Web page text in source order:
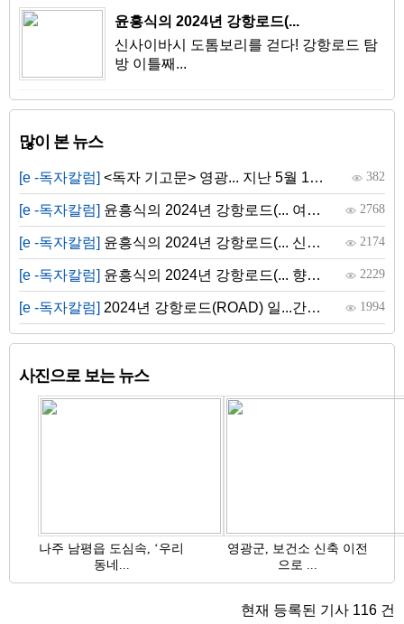
윤흥식의 2024년 강항로드(...
신사이바시 도톰보리를 걷다! 강항로드 탐
방 이틀째...
많이 본 뉴스
[e -독자칼럼] <독자 기고문> 영광... 지난 5월 11일 월요일, 영광군 가정행복과 공무원과... 382
[e -독자칼럼] 윤흥식의 2024년 강항로드(... 여성(임원) 3명의 차안 대화 히로시마 총영사관 ... 2768
[e -독자칼럼] 윤흥식의 2024년 강항로드(... 신사이바시 도톰보리를 걷다! 강항로드 탐방 이틀째... 2174
[e -독자칼럼] 윤흥식의 2024년 강항로드(... 향수의 시인 정지용 2010년 5월 지용제가 열리는 ... 2229
[e -독자칼럼] 2024년 강항로드(ROAD) 일...간사이 공항에서 간사이공항은 여객 및 물동량 처리 ... 1994
사진으로 보는 뉴스
나주 남평읍 도심속, ‘우리
동네...
영광군, 보건소 신축 이전
으로 ...
현재 등록된 기사 116 건